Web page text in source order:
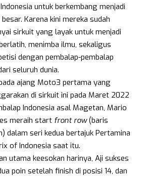
untuk berkembang menjadi
Karena kini mereka sudah
sirkuit yang layak untuk menjadi
menimba ilmu, sekaligus
dengan pembalap-pembalap
seluruh dunia.
ajang Moto3 pertama yang
di sirkuit ini pada Maret 2022
Indonesia asal Magetan, Mario
meraih start front row(baris
dalam seri kedua bertajuk Pertamina
of Indonesia saat itu.
utama keesokan harinya, Aji sukses
poin setelah finish di posisi 14, dan